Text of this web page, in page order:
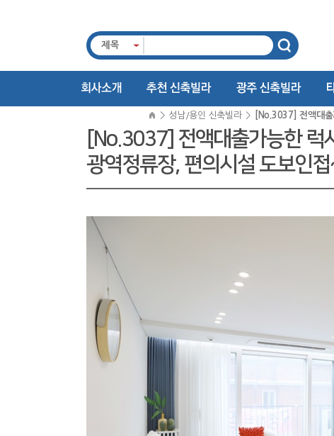
제목
[No.3037] 전액대출가능한 럭
광역정류장, 편의시설 도보인
> 성남/용인 신축빌라 > [No.3037] 전액대